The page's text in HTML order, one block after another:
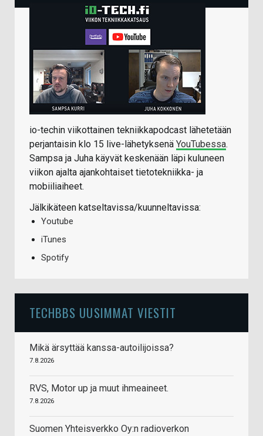
io-techin viikottainen tekniikkapodcast lähetetään
perjantaisin klo 15 live-lähetyksenä YouTubessa.
Sampsa ja Juha käyvät keskenään läpi kuluneen
viikon ajalta ajankohtaiset tietotekniikka- ja
mobiiliaiheet.
Jälkikäteen katseltavissa/kuunneltavissa:
Youtube
iTunes
Spotify
TECHBBS UUSIMMAT VIESTIT
Mikä ärsyttää kanssa-autoilijoissa?
7.8.2026
RVS, Motor up ja muut ihmeaineet.
7.8.2026
Suomen Yhteisverkko Oy:n radioverkon